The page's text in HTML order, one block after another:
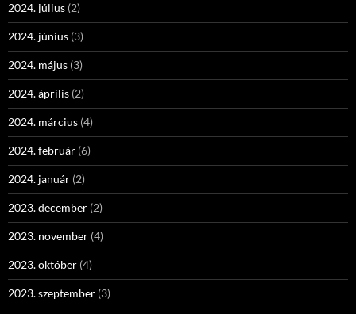
2024. július (2)
2024. június (3)
2024. május (3)
2024. április (2)
2024. március (4)
2024. február (6)
2024. január (2)
2023. december (2)
2023. november (4)
2023. október (4)
2023. szeptember (3)